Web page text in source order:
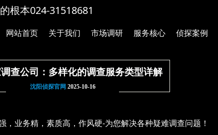
根本024-31518681
网站首页 关于我们 市场调研 服务核心 侦探案例
查公司：多样化的调查服务类型详解
沈阳侦探官网 2025-10-16
，业务精，素质高，作风硬-为您解决各种疑难调查问题！